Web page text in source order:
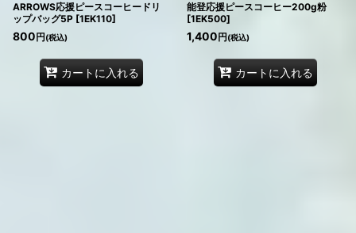
ARROWS応援ピースコーヒードリ
ップバッグ5P [1EK110]
800 円 (税込)
カートに入れる
能登応援ピースコーヒー200g粉
[1EK500]
1,400 円 (税込)
カートに入れる